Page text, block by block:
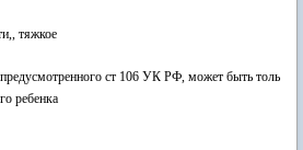
тяжкое
ст 106 УК РФ, может быть толь
ребенка